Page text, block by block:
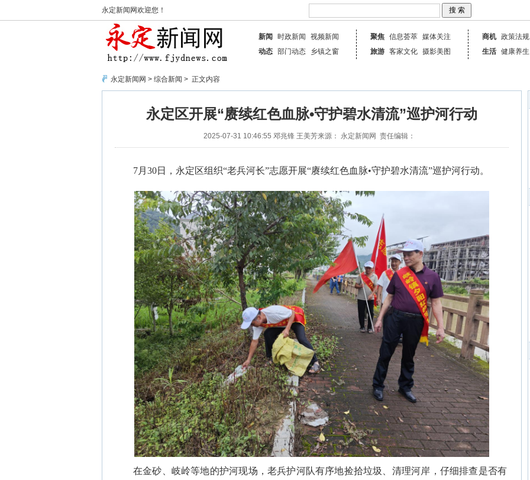
永定新闻网欢迎您！
新闻 时政新闻
视频新闻
动态 部门动态 乡镇之窗
聚焦 信息荟萃 媒体关注
旅游 客家文化 摄影美图
商机 政策法规
生活 健康养生
永定新闻网 > 综合新闻 > 正文内容
永定区开展“赓续红色血脉•守护碧水清流”巡护河行动
2025-07-31 10:46:55 邓兆锋 王美芳来源： 永定新闻网 责任编辑：
7月30日，永定区组织“老兵河长”志愿开展“赓续红色血脉•守护碧水清流”巡护河行动。
在金砂、岐岭等地的护河现场，老兵护河队有序地捡拾垃圾、清理河岸，仔细排查是否有